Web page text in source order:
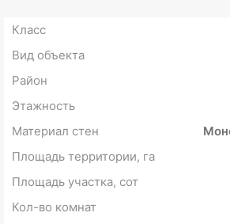
Класс
Вид объекта
Район
Этажность
Материал стен
Площадь территории, га
Площадь участка, сот
Кол-во комнат